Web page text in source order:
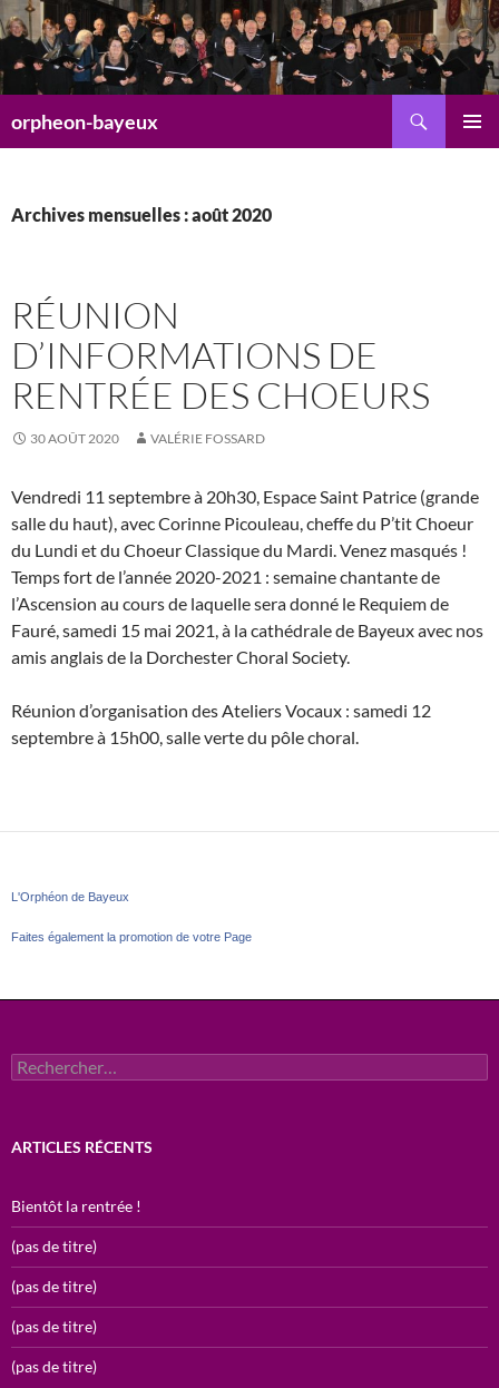
Aller
au
contenu
orpheon-bayeux
Archives mensuelles : août 2020
RÉUNION
D’INFORMATIONS DE
RENTRÉE DES CHOEURS
30 AOÛT 2020 VALÉRIE FOSSARD
Vendredi 11 septembre à 20h30, Espace Saint Patrice (grande
salle du haut), avec Corinne Picouleau, cheffe du P’tit Choeur
du Lundi et du Choeur Classique du Mardi. Venez masqués !
Temps fort de l’année 2020-2021 : semaine chantante de
l’Ascension au cours de laquelle sera donné le Requiem de
Fauré, samedi 15 mai 2021, à la cathédrale de Bayeux avec nos
amis anglais de la Dorchester Choral Society.
Réunion d’organisation des Ateliers Vocaux : samedi 12
septembre à 15h00, salle verte du pôle choral.
L'Orphéon de Bayeux
Faites également la promotion de votre Page
Rechercher :
ARTICLES RÉCENTS
Bientôt la rentrée !
(pas de titre)
(pas de titre)
(pas de titre)
(pas de titre)